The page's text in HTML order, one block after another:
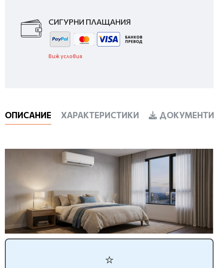
СИГУРНИ ПЛАЩАНИЯ
Виж условия
ОПИСАНИЕ ХАРАКТЕРИСТИКИ ДОКУМЕНТИ
⭐